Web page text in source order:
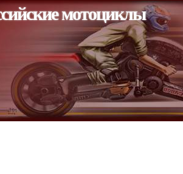
мотоциклы